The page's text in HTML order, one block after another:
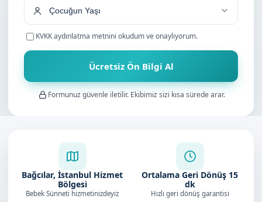
KVKK aydınlatma metnini okudum ve onaylıyorum.
Ücretsiz Ön Bilgi Al
Formunuz güvenle iletilir. Ekibimiz sizi kısa sürede arar.
Bağcılar, İstanbul Hizmet
Bölgesi
Bebek Sünneti hizmetinizdeyiz
Ortalama Geri Dönüş 15
dk
Hızlı geri dönüş garantisi